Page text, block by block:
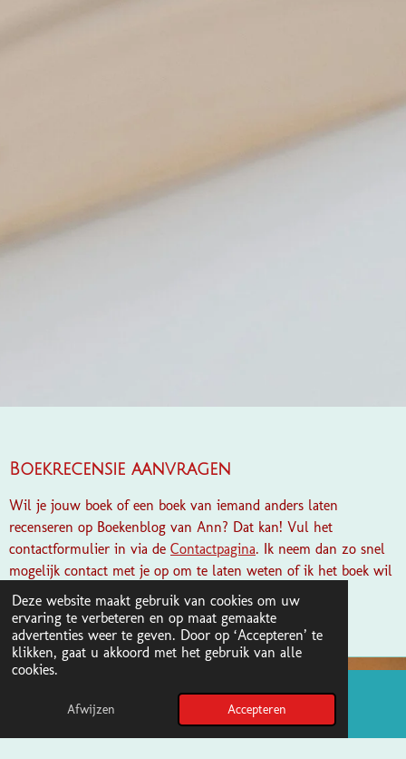
Deze website maakt gebruik van cookies om uw
ervaring te verbeteren en op maat gemaakte
advertenties weer te geven. Door op ‘Accepteren’ te
klikken, gaat u akkoord met het gebruik van alle
cookies.
Afwijzen Accepteren
Boekrecensie aanvragen
Wil je jouw boek of een boek van iemand anders laten
recenseren op Boekenblog van Ann? Dat kan! Vul het
contactformulier in via de Contactpagina. Ik neem dan zo snel
mogelijk contact met je op om te laten weten of ik het boek wil
recenseren.